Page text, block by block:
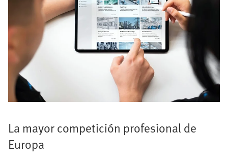
La mayor competición profesional de
Europa